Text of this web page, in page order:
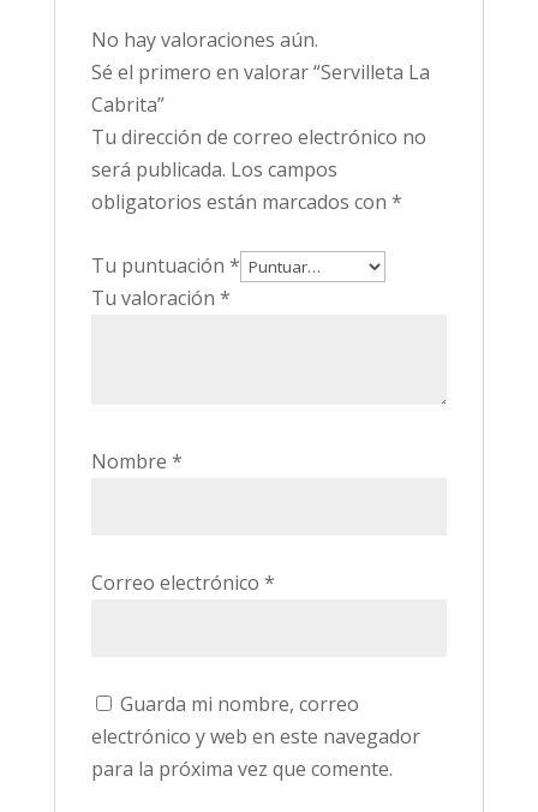
No hay valoraciones aún.
Sé el primero en valorar “Servilleta La
Cabrita”
Tu dirección de correo electrónico no
será publicada. Los campos
obligatorios están marcados con *
Tu puntuación *
Tu valoración *
Nombre *
Correo electrónico *
Guarda mi nombre, correo
electrónico y web en este navegador
para la próxima vez que comente.